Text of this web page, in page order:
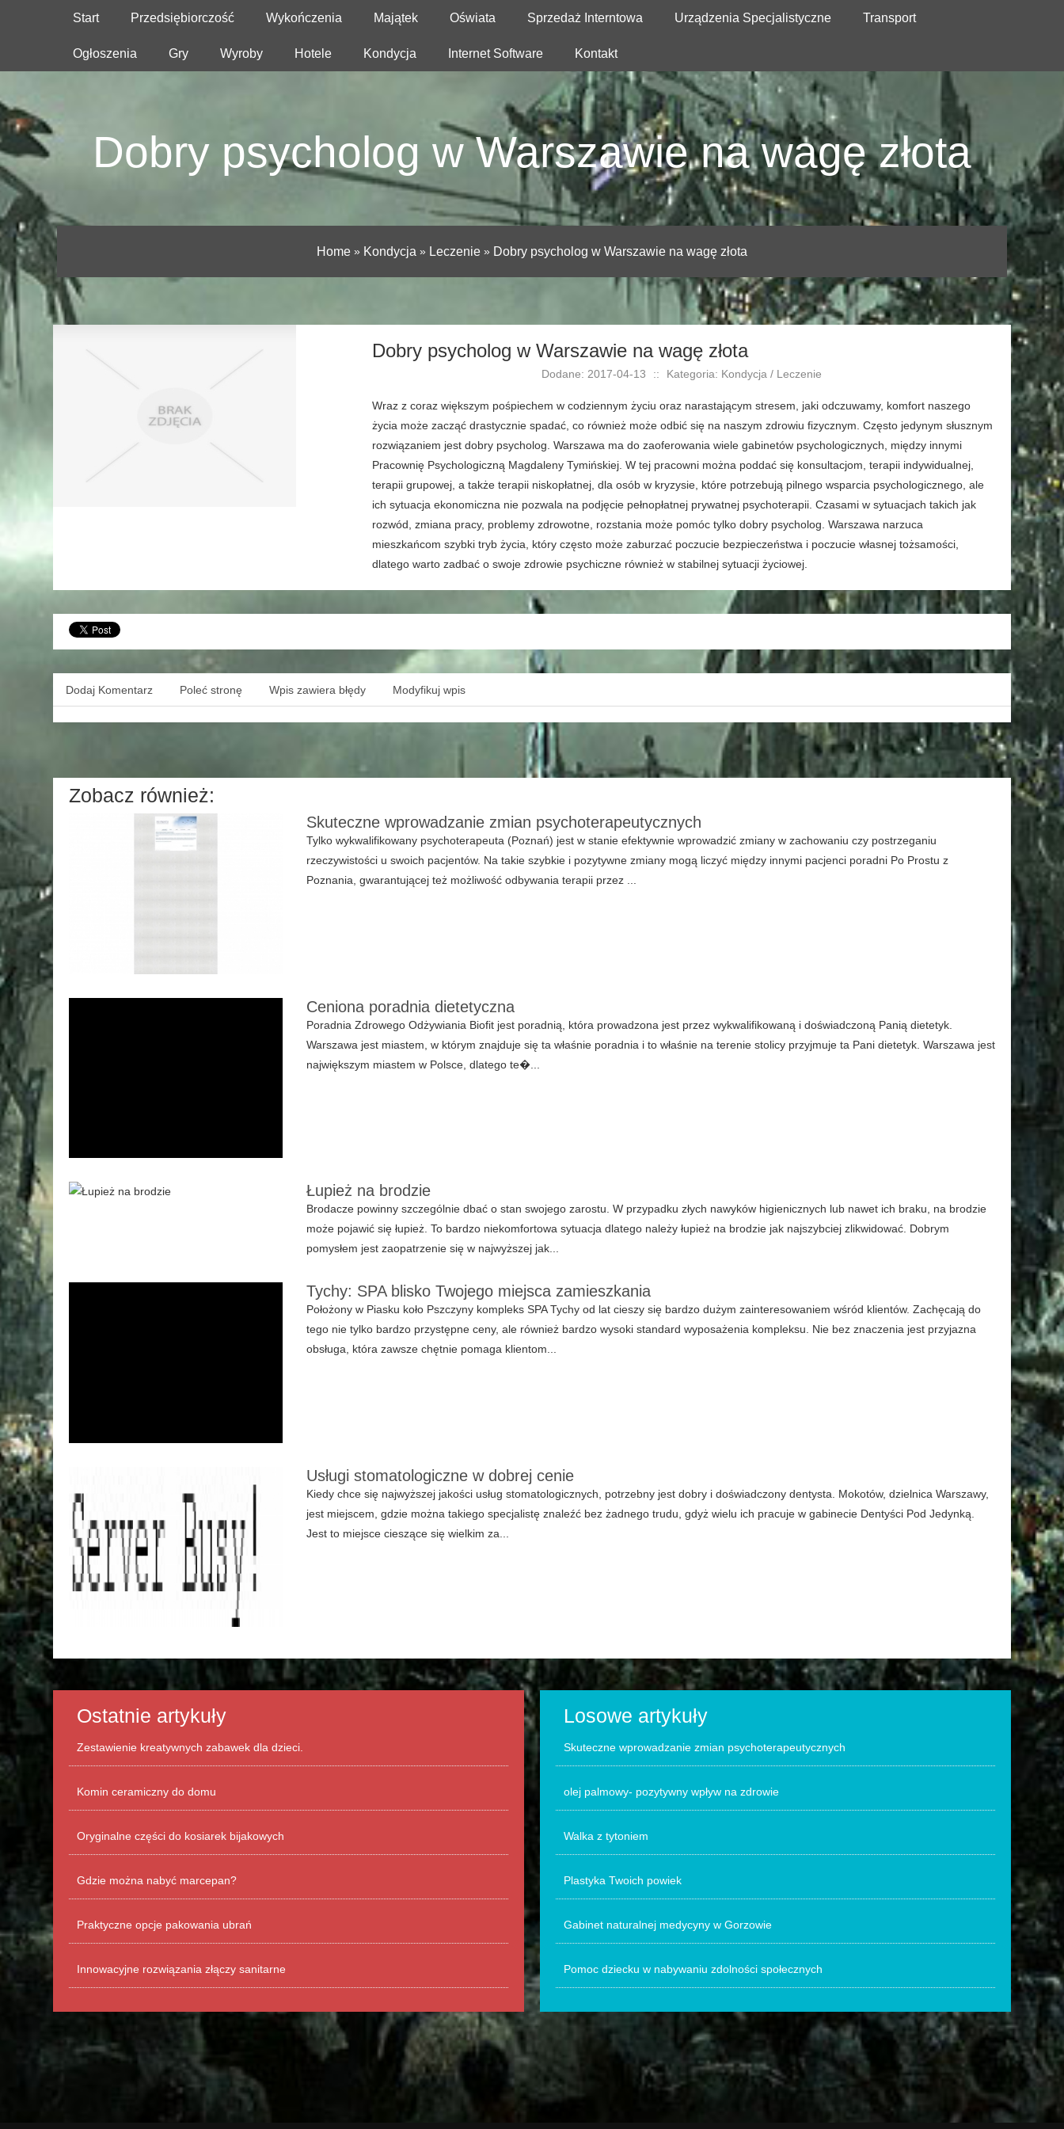
Start Przedsiębiorczość Wykończenia Majątek Oświata Sprzedaż Interntowa Urządzenia Specjalistyczne Transport
Ogłoszenia Gry Wyroby Hotele Kondycja Internet Software Kontakt
Dobry psycholog w Warszawie na wagę złota
Home » Kondycja » Leczenie » Dobry psycholog w Warszawie na wagę złota
Dobry psycholog w Warszawie na wagę złota
Dodane: 2017-04-13 :: Kategoria: Kondycja / Leczenie
Wraz z coraz większym pośpiechem w codziennym życiu oraz narastającym stresem, jaki odczuwamy, komfort naszego
życia może zacząć drastycznie spadać, co również może odbić się na naszym zdrowiu fizycznym. Często jedynym słusznym
rozwiązaniem jest dobry psycholog. Warszawa ma do zaoferowania wiele gabinetów psychologicznych, między innymi
Pracownię Psychologiczną Magdaleny Tymińskiej. W tej pracowni można poddać się konsultacjom, terapii indywidualnej,
terapii grupowej, a także terapii niskopłatnej, dla osób w kryzysie, które potrzebują pilnego wsparcia psychologicznego, ale
ich sytuacja ekonomiczna nie pozwala na podjęcie pełnopłatnej prywatnej psychoterapii. Czasami w sytuacjach takich jak
rozwód, zmiana pracy, problemy zdrowotne, rozstania może pomóc tylko dobry psycholog. Warszawa narzuca
mieszkańcom szybki tryb życia, który często może zaburzać poczucie bezpieczeństwa i poczucie własnej tożsamości,
dlatego warto zadbać o swoje zdrowie psychiczne również w stabilnej sytuacji życiowej.
Dodaj Komentarz Poleć stronę Wpis zawiera błędy Modyfikuj wpis
Zobacz również:
Skuteczne wprowadzanie zmian psychoterapeutycznych
Tylko wykwalifikowany psychoterapeuta (Poznań) jest w stanie efektywnie wprowadzić zmiany w zachowaniu czy postrzeganiu
rzeczywistości u swoich pacjentów. Na takie szybkie i pozytywne zmiany mogą liczyć między innymi pacjenci poradni Po Prostu z
Poznania, gwarantującej też możliwość odbywania terapii przez ...
Ceniona poradnia dietetyczna
Poradnia Zdrowego Odżywiania Biofit jest poradnią, która prowadzona jest przez wykwalifikowaną i doświadczoną Panią dietetyk.
Warszawa jest miastem, w którym znajduje się ta właśnie poradnia i to właśnie na terenie stolicy przyjmuje ta Pani dietetyk. Warszawa jest
największym miastem w Polsce, dlatego te�...
Łupież na brodzie
Brodacze powinny szczególnie dbać o stan swojego zarostu. W przypadku złych nawyków higienicznych lub nawet ich braku, na brodzie
może pojawić się łupież. To bardzo niekomfortowa sytuacja dlatego należy łupież na brodzie jak najszybciej zlikwidować. Dobrym
pomysłem jest zaopatrzenie się w najwyższej jak...
Tychy: SPA blisko Twojego miejsca zamieszkania
Położony w Piasku koło Pszczyny kompleks SPA Tychy od lat cieszy się bardzo dużym zainteresowaniem wśród klientów. Zachęcają do
tego nie tylko bardzo przystępne ceny, ale również bardzo wysoki standard wyposażenia kompleksu. Nie bez znaczenia jest przyjazna
obsługa, która zawsze chętnie pomaga klientom...
Usługi stomatologiczne w dobrej cenie
Kiedy chce się najwyższej jakości usług stomatologicznych, potrzebny jest dobry i doświadczony dentysta. Mokotów, dzielnica Warszawy,
jest miejscem, gdzie można takiego specjalistę znaleźć bez żadnego trudu, gdyż wielu ich pracuje w gabinecie Dentyści Pod Jedynką.
Jest to miejsce cieszące się wielkim za...
Ostatnie artykuły
Zestawienie kreatywnych zabawek dla dzieci.
Komin ceramiczny do domu
Oryginalne części do kosiarek bijakowych
Gdzie można nabyć marcepan?
Praktyczne opcje pakowania ubrań
Innowacyjne rozwiązania złączy sanitarne
Losowe artykuły
Skuteczne wprowadzanie zmian psychoterapeutycznych
olej palmowy- pozytywny wpływ na zdrowie
Walka z tytoniem
Plastyka Twoich powiek
Gabinet naturalnej medycyny w Gorzowie
Pomoc dziecku w nabywaniu zdolności społecznych